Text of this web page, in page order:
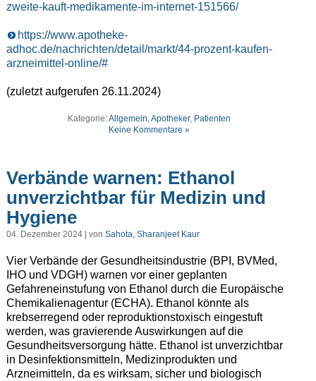
zweite-kauft-medikamente-im-internet-151566/
https://www.apotheke-
adhoc.de/nachrichten/detail/markt/44-prozent-kaufen-
arzneimittel-online/#
(zuletzt aufgerufen 26.11.2024)
Kategorie:Allgemein,Apotheker, Patienten
Keine Kommentare »
Verbände warnen: Ethanol
unverzichtbar für Medizin und
Hygiene
04. Dezember 2024 | von Sahota, Sharanjeet Kaur
Vier Verbände der Gesundheitsindustrie (BPI, BVMed,
IHO und VDGH) warnen vor einer geplanten
Gefahreneinstufung von Ethanol durch die Europäische
Chemikalienagentur (ECHA). Ethanol könnte als
krebserregend oder reproduktionstoxisch eingestuft
werden, was gravierende Auswirkungen auf die
Gesundheitsversorgung hätte. Ethanol ist unverzichtbar
in Desinfektionsmitteln, Medizinprodukten und
Arzneimitteln, da es wirksam, sicher und biologisch